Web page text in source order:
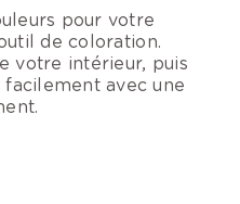
pour votre
de coloration.
votre intérieur, puis
avec une